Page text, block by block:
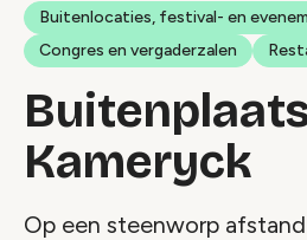
Buitenlocaties, festival- en
Congres en vergaderzalen
Kameryck
Op een steenworp